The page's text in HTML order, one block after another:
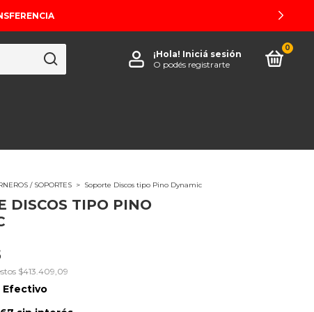
¡Hola! Iniciá sesión
O podés registrarte
0
/ SOPORTES > Soporte Discos tipo Pino Dynamic
DISCOS TIPO PINO
$413.409,09
Efectivo